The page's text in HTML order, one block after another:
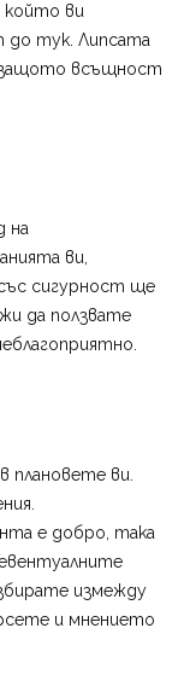
който ви
до тук. Липсата
защото всъщност
на
ви,
сигурност ще
да ползвате
плановете ви.
е добро, така
измежду
и мнението